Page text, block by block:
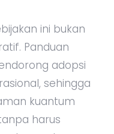
ini bukan
Panduan
adopsi
sehingga
kuantum
harus